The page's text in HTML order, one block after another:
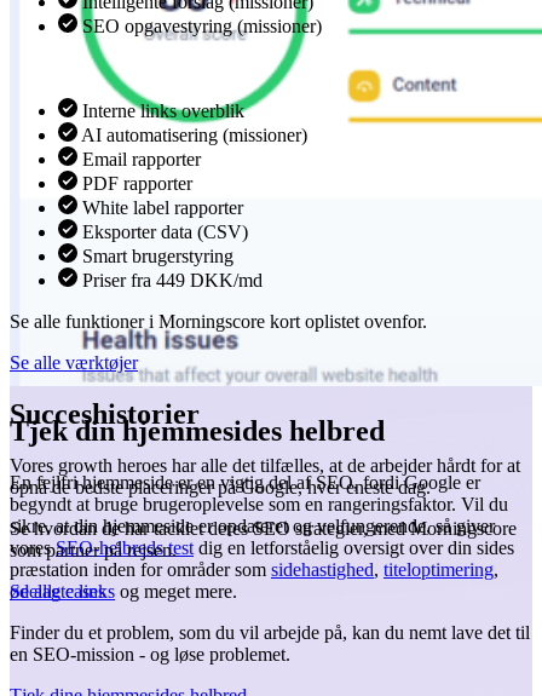
Tjek din hjemmesides helbred
En fejlfri hjemmeside er en vigtig del af SEO, fordi Google er
begyndt at bruge brugeroplevelse som en rangeringsfaktor. Vil du
sikre, at din hjemmeside er opdateret og velfungerende, så giver
voresSEO-helbreds test dig en letforståelig oversigt over din sides
præstation inden for områder som sidehastighed, titeloptimering,
ødelagte links og meget mere.
Finder du et problem, som du vil arbejde på, kan du nemt lave det til
en SEO-mission - og løse problemet.
SEO opgavestyring (missioner)
Interne links overblik
AI automatisering (missioner)
Email rapporter
PDF rapporter
White label rapporter
Eksporter data (CSV)
Smart brugerstyring
Priser fra 449 DKK/md
Se alle funktioner i Morningscore kort oplistet ovenfor.
Se alle værktøjer
Succeshistorier
Vores growth heroes har alle det tilfælles, at de arbejder hårdt for at
opnå de bedste placeringer på Google, hver eneste dag.
Se hvordan de har tacklet deres SEO strategier, med Morningscore
som partner på rejsen.
Se alle cases